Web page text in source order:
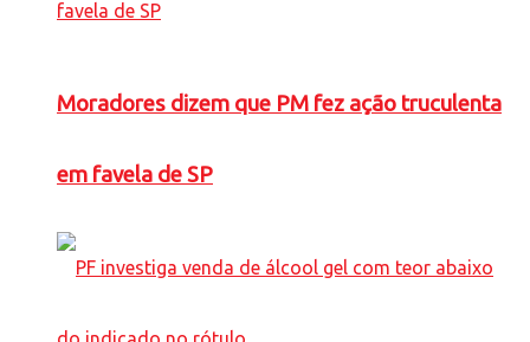
Moradores dizem que PM fez ação truculenta
em favela de SP